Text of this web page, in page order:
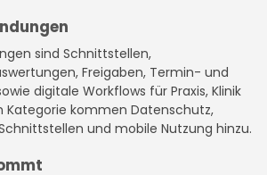
sind Schnittstellen,
Freigaben, Termin- und
digitale Workflows für Praxis, Klinik
Kategorie kommen Datenschutz,
und mobile Nutzung hinzu.